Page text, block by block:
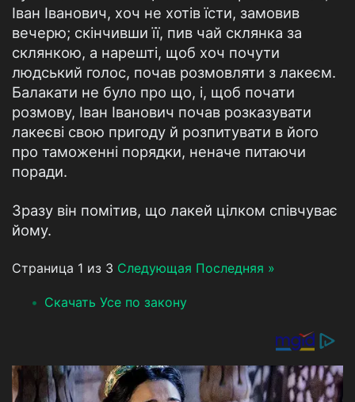
Іван Іванович, хоч не хотів їсти, замовив
вечерю; скінчивши її, пив чай склянка за
склянкою, а нарешті, щоб хоч почути
людський голос, почав розмовляти з лакеєм.
Балакати не було про що, і, щоб почати
розмову, Іван Іванович почав розказувати
лакеєві свою пригоду й розпитувати в його
про таможенні порядки, неначе питаючи
поради.
Зразу він помітив, що лакей цілком співчуває
йому.
Страница 1 из 3 Следующая Последняя »
Скачать Усе по закону